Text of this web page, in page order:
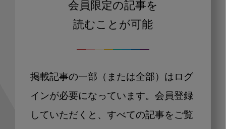
会員限定の記事を
読むことが可能
掲載記事の一部（または全部）はログ
インが必要になっています。会員登録
していただくと、すべての記事をご覧